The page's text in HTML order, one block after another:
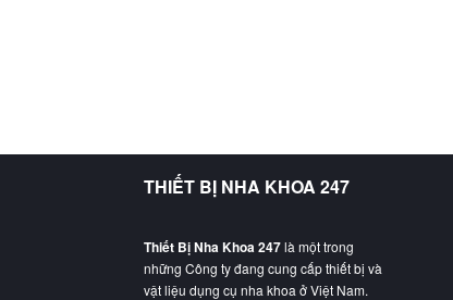
THIẾT BỊ NHA KHOA 247
Thiết Bị Nha Khoa 247là một trong
những Công ty đang cung cấp thiết bị và
vật liệu dụng cụ nha khoa ở Việt Nam.